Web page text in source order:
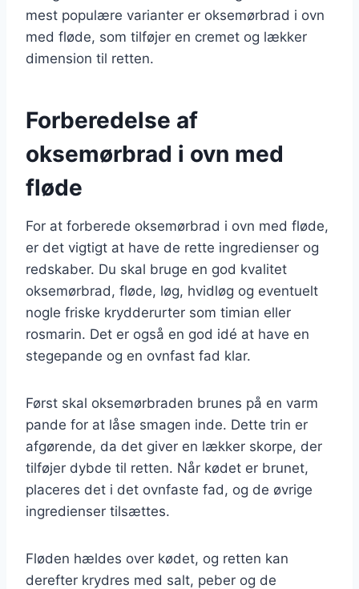
mest populære varianter er oksemørbrad i ovn
med fløde, som tilføjer en cremet og lækker
dimension til retten.
Forberedelse af
oksemørbrad i ovn med
fløde
For at forberede oksemørbrad i ovn med fløde,
er det vigtigt at have de rette ingredienser og
redskaber. Du skal bruge en god kvalitet
oksemørbrad, fløde, løg, hvidløg og eventuelt
nogle friske krydderurter som timian eller
rosmarin. Det er også en god idé at have en
stegepande og en ovnfast fad klar.
Først skal oksemørbraden brunes på en varm
pande for at låse smagen inde. Dette trin er
afgørende, da det giver en lækker skorpe, der
tilføjer dybde til retten. Når kødet er brunet,
placeres det i det ovnfaste fad, og de øvrige
ingredienser tilsættes.
Fløden hældes over kødet, og retten kan
derefter krydres med salt, peber og de